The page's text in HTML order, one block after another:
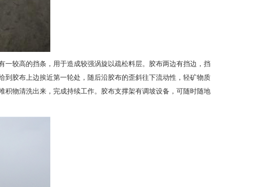
较高的挡条，用于造成较强涡旋以疏松料层。胶布两边有挡边，挡
胶布上边挨近第一轮处，随后沿胶布的歪斜往下流动性，轻矿物质
物清洗出来，完成持续工作。胶布支撑架有调坡设备，可随时随地